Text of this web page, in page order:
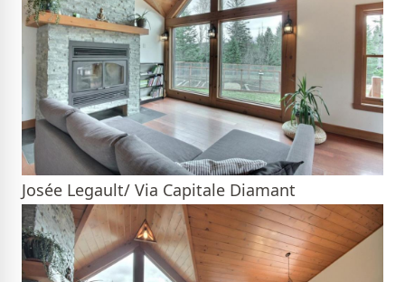
Josée Legault/ Via Capitale Diamant